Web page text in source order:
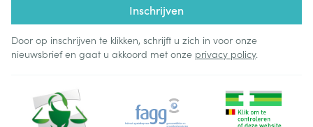
Inschrijven
Door op inschrijven te klikken, schrijft u zich in voor onze
nieuwsbrief en gaat u akkoord met onze privacy policy.